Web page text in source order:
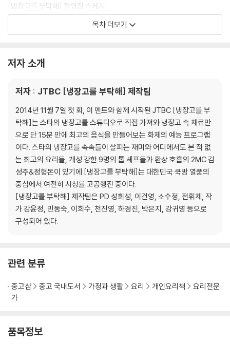
[냉장고를 부탁해] 촬영장 스케치
[냉장고를 부탁해] 최고의 인기 메뉴
: 셰프가 뽑은 최고의 메뉴 10 | ‘냉부’ 제작진이 뽑은 최고의 메뉴 10 | SN
일러두기
1. Chef 최현석
For덕
봉선아 시집 가자미
곤봉 (곤약봉골레)
보굴보굴
안심하드라고
삼고마비
치튀치튀뱅뱅
스푼파스타
김마삼
부드러어
2. Chef 샘킴
앤초비파스타
Mr.콩chu
로맨티스튜
마이 러블리 튀밥
목차 더보기
저자 소개
저자 : JTBC [냉장고를 부탁해] 제작팀
2014년 11월 7일 첫 회, 이 멘트와 함께 시작된 JTBC [냉장고를 부
탁해]는 스타의 냉장고를 스튜디오로 직접 가져와 냉장고 속 재료만
으로 단 15분 만에 최고의 음식을 만들어보는 화제의 예능 프로그램
이다. 스타의 냉장고를 속속들이 살피는 재미와 어디에서도 본 적 없
는 최고의 요리들, 개성 강한 9명의 톱 셰프들과 환상 호흡의 2MC 김
성주&정형돈이 있기에 [냉장고를 부탁해]는 대한민국 쿡방 열풍의
중심에서 여전히 시청률 고공행진 중이다.
[냉장고를 부탁해] 제작팀은 PD 성희성, 이건영, 소수정, 전휘제, 작
가 강윤정, 민동숙, 이희수, 천진영, 하경진, 박은지, 강귀영 등으로
구성되어 있다.
관련 분류
중고샵 중고 국내도서 가정과 생활 요리 개인요리책
요리전문
가
품목정보